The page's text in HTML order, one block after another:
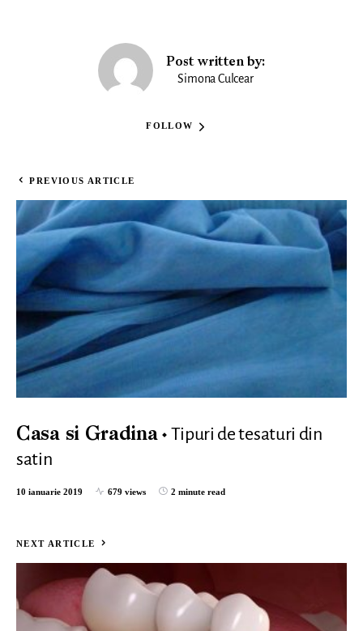
Post written by:
Simona Culcear
FOLLOW
PREVIOUS ARTICLE
Casa si Gradina
Tipuri de tesaturi din
satin
10 ianuarie 2019 679 views 2 minute read
NEXT ARTICLE